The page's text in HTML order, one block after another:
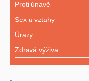
Proti únavě
Sex a vztahy
Úrazy
Zdravá výživa